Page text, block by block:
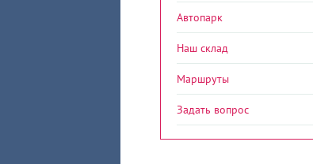
Автопарк
Наш склад
Маршруты
Задать вопрос